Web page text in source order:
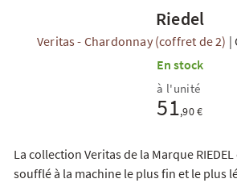
NOS COFFRETS DÉCOUVERTES NOS
Riedel
Veritas - Chardonnay (coffret de 2) |
En stock
La collection Veritas de la Marque
soufflé à la machine le plus fin et le plus
à l'unité
51,90 €